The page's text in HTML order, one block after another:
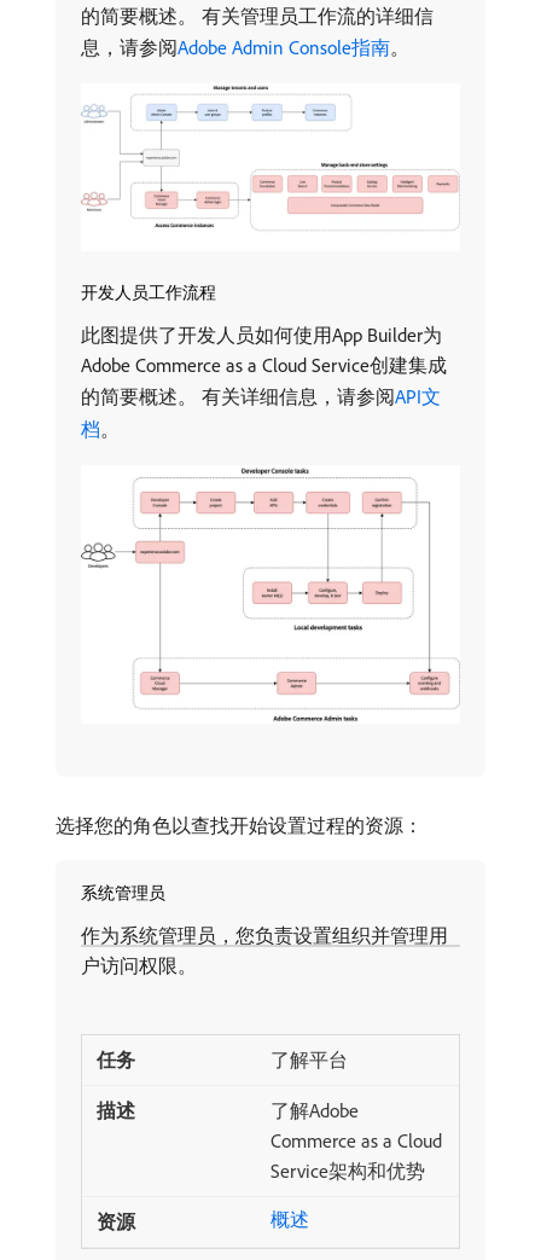
的简要概述。 有关管理员工作流的详细信
息，请参阅Adobe Admin Console指南。
开发人员工作流程
此图提供了开发人员如何使用App Builder为
Adobe Commerce as a Cloud Service创建集成
的简要概述。 有关详细信息，请参阅API文
档。
选择您的角色以查找开始设置过程的资源：
系统管理员
作为系统管理员，您负责设置组织并管理用
户访问权限。
了解平台
了解Adobe
Commerce as a Cloud
Service架构和优势
概述